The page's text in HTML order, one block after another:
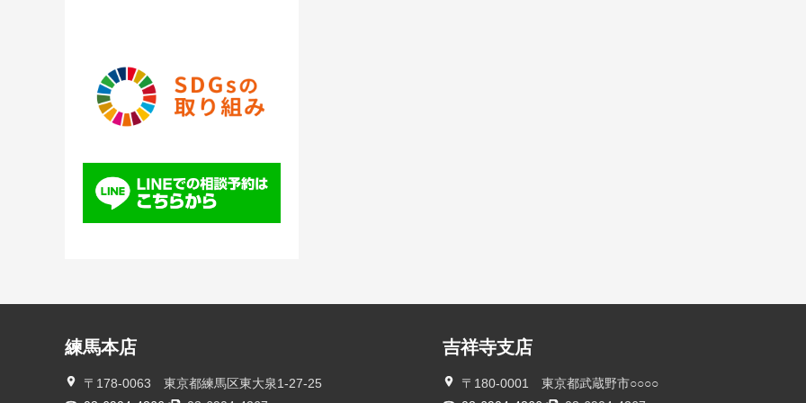
練馬本店
〒178-0063 東京都練馬区東大泉1-27-25
吉祥寺支店
〒180-0001 東京都武蔵野市○○○○